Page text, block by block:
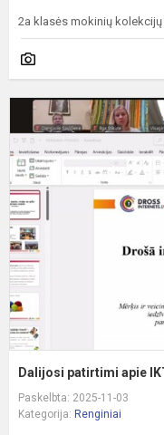
2a klasės mokinių
Dalijosi patirtimi apie
Paskelbta: 2025-11-03
Kategorija: Renginiai